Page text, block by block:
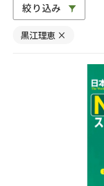
絞り込み
黒江理恵 ×